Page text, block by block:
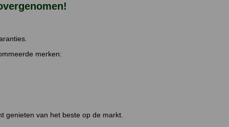
merken:
genieten van het beste op de markt.